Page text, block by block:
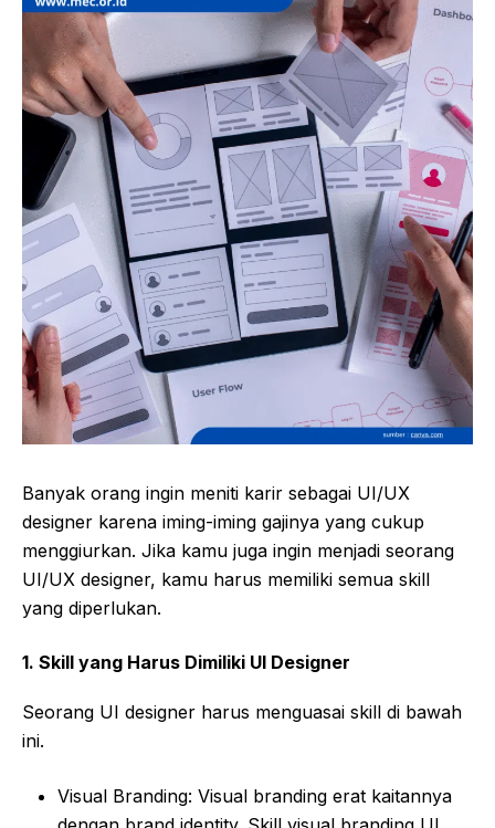
Banyak orang ingin meniti karir sebagai UI/UX
designer karena iming-iming gajinya yang cukup
menggiurkan. Jika kamu juga ingin menjadi seorang
UI/UX designer, kamu harus memiliki semua skill
yang diperlukan.
1. Skill yang Harus Dimiliki UI Designer
Seorang UI designer harus menguasai skill di bawah
ini.
Visual Branding: Visual branding erat kaitannya